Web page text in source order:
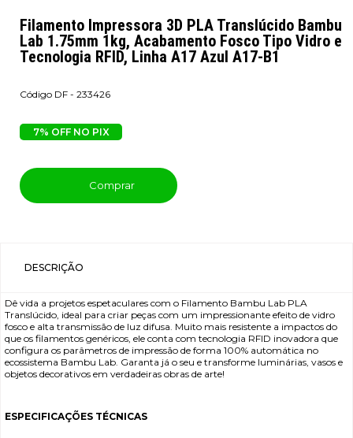
Filamento Impressora 3D PLA Translúcido Bambu
Lab 1.75mm 1kg, Acabamento Fosco Tipo Vidro e
Tecnologia RFID, Linha A17 Azul A17-B1
DF - 233426
7% OFF NO PIX
Comprar
DESCRIÇÃO
Dê vida a projetos espetaculares com o Filamento Bambu Lab PLA
Translúcido, ideal para criar peças com um impressionante efeito de vidro
fosco e alta transmissão de luz difusa. Muito mais resistente a impactos do
que os filamentos genéricos, ele conta com tecnologia RFID inovadora que
configura os parâmetros de impressão de forma 100% automática no
ecossistema Bambu Lab. Garanta já o seu e transforme luminárias, vasos e
objetos decorativos em verdadeiras obras de arte!
ESPECIFICAÇÕES TÉCNICAS